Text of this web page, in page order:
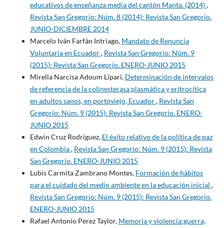
educativos de enseñanza media del cantón Manta. (2014),
Revista San Gregorio: Núm. 8 (2014): Revista San Gregorio.
JUNIO-DICIEMBRE 2014
Marcelo Iván Farfán Intriago, Mandato de Renuncia
Voluntaria en Ecuador, Revista San Gregorio: Núm. 9
(2015): Revista San Gregorio. ENERO-JUNIO 2015
Mirella Narcisa Adoum Lipari, Determinación de intervalos
de referencia de la colinesterasa plasmática y eritrocítica
en adultos sanos, en portoviejo, Ecuador, Revista San
Gregorio: Núm. 9 (2015): Revista San Gregorio. ENERO-
JUNIO 2015
Edwin Cruz Rodríguez, El éxito relativo de la política de paz
en Colombia, Revista San Gregorio: Núm. 9 (2015): Revista
San Gregorio. ENERO-JUNIO 2015
Lubis Carmita Zambrano Montes, Formación de hábitos
para el cuidado del medio ambiente en la educación inicial ,
Revista San Gregorio: Núm. 9 (2015): Revista San Gregorio.
ENERO-JUNIO 2015
Rafael Antonio Perez Taylor, Memoria y violencia:guerra,